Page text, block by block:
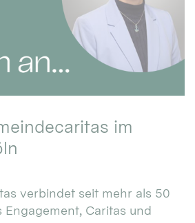
im
verbindet seit mehr als 50
Caritas und